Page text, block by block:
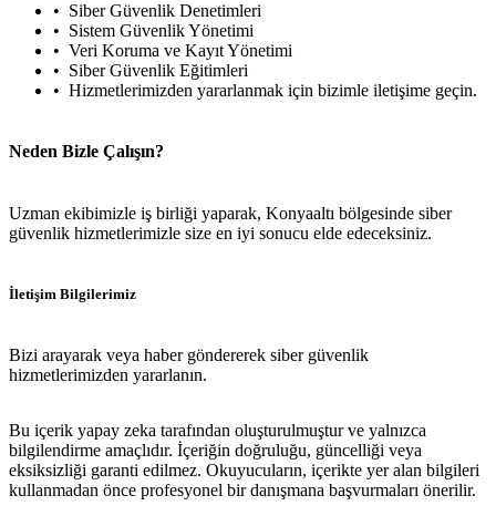
Siber Güvenlik Denetimleri
Sistem Güvenlik Yönetimi
Veri Koruma ve Kayıt Yönetimi
Siber Güvenlik Eğitimleri
Hizmetlerimizden yararlanmak için bizimle iletişime geçin.
Neden Bizle Çalışın?
Uzman ekibimizle iş birliği yaparak, Konyaaltı bölgesinde siber
güvenlik hizmetlerimizle size en iyi sonucu elde edeceksiniz.
İletişim Bilgilerimiz
Bizi arayarak veya haber göndererek siber güvenlik
hizmetlerimizden yararlanın.
Bu içerik yapay zeka tarafından oluşturulmuştur ve yalnızca
bilgilendirme amaçlıdır. İçeriğin doğruluğu, güncelliği veya
eksiksizliği garanti edilmez. Okuyucuların, içerikte yer alan bilgileri
kullanmadan önce profesyonel bir danışmana başvurmaları önerilir.